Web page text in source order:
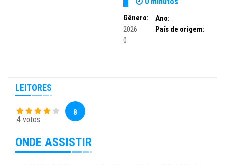
Gênero:
Ano:
2026
País de origem:
0
LEITORES
4 votos
8
ONDE ASSISTIR